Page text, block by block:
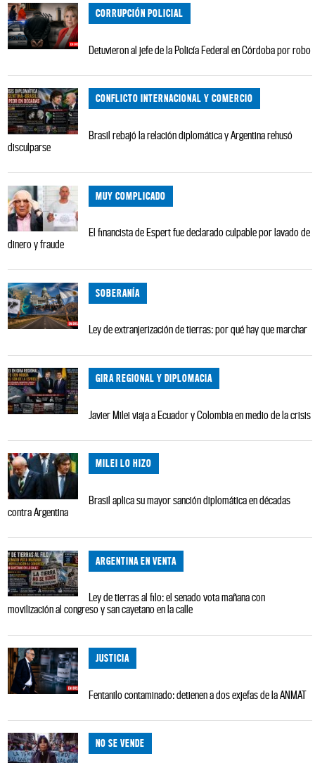
CORRUPCIÓN POLICIAL
Detuvieron al jefe de la Policía Federal en Córdoba por robo
CONFLICTO INTERNACIONAL Y COMERCIO
Brasil rebajó la relación diplomática y Argentina rehusó
disculparse
MUY COMPLICADO
El financista de Espert fue declarado culpable por lavado de
dinero y fraude
SOBERANÍA
Ley de extranjerización de tierras: por qué hay que marchar
GIRA REGIONAL Y DIPLOMACIA
Javier Milei viaja a Ecuador y Colombia en medio de la crisis
MILEI LO HIZO
Brasil aplica su mayor sanción diplomática en décadas
contra Argentina
ARGENTINA EN VENTA
Ley de tierras al filo: el senado vota mañana con
movilización al congreso y san cayetano en la calle
JUSTICIA
Fentanilo contaminado: detienen a dos exjefas de la ANMAT
NO SE VENDE